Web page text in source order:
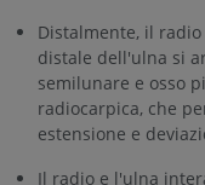
Distalmente, il
distale dell'ulna si
semilunare e osso
radiocarpica, che
estensione e
Il radio e l'ulna